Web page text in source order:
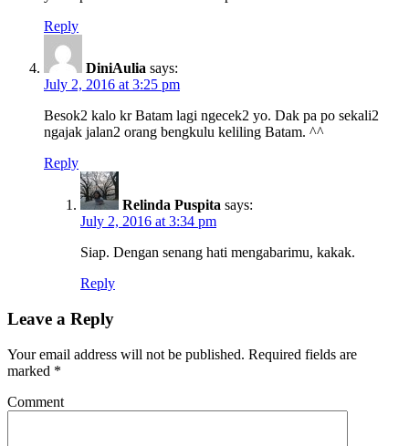
Reply
DiniAulia says:
July 2, 2016 at 3:25 pm
Besok2 kalo kr Batam lagi ngecek2 yo. Dak pa po sekali2
ngajak jalan2 orang bengkulu keliling Batam. ^^
Reply
Relinda Puspita says:
July 2, 2016 at 3:34 pm
Siap. Dengan senang hati mengabarimu, kakak.
Reply
Leave a Reply
Your email address will not be published. Required fields are
marked *
Comment